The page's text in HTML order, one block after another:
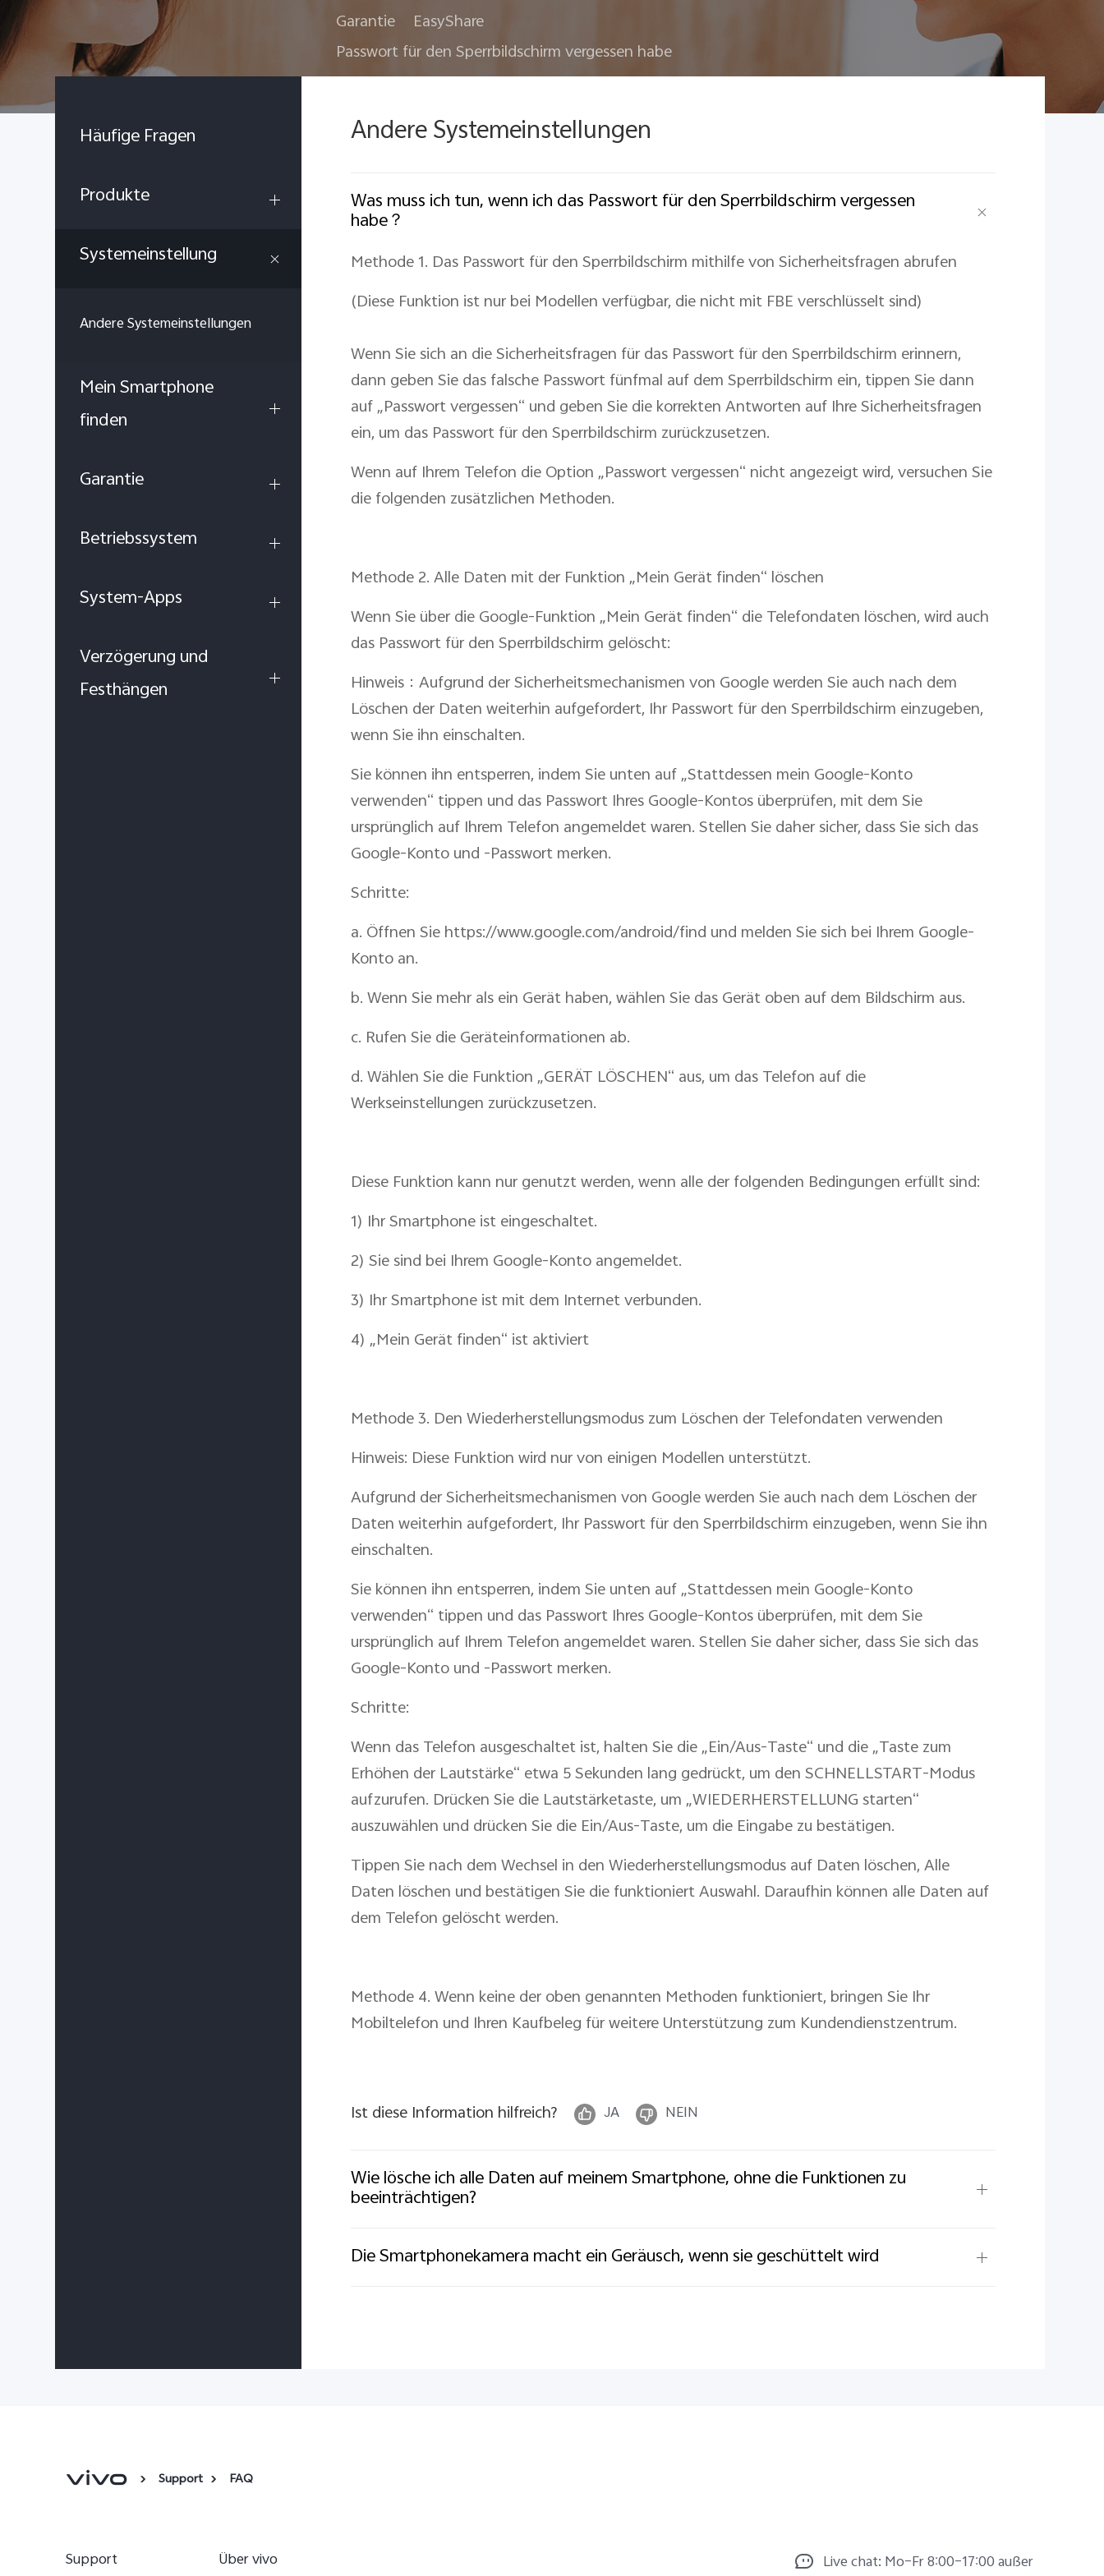
Garantie
EasyShare
Passwort für den Sperrbildschirm vergessen habe
Häufige Fragen
Produkte
Systemeinstellung
Andere Systemeinstellungen
Mein Smartphone
finden
Garantie
Betriebssystem
System-Apps
Verzögerung und
Festhängen
Andere Systemeinstellungen
Was muss ich tun, wenn ich das Passwort für den Sperrbildschirm vergessen
habe？
Methode 1. Das Passwort für den Sperrbildschirm mithilfe von Sicherheitsfragen abrufen
(Diese Funktion ist nur bei Modellen verfügbar, die nicht mit FBE verschlüsselt sind)
Wenn Sie sich an die Sicherheitsfragen für das Passwort für den Sperrbildschirm erinnern,
dann geben Sie das falsche Passwort fünfmal auf dem Sperrbildschirm ein, tippen Sie dann
auf „Passwort vergessen“ und geben Sie die korrekten Antworten auf Ihre Sicherheitsfragen
ein, um das Passwort für den Sperrbildschirm zurückzusetzen.
Wenn auf Ihrem Telefon die Option „Passwort vergessen“ nicht angezeigt wird, versuchen Sie
die folgenden zusätzlichen Methoden.
Methode 2. Alle Daten mit der Funktion „Mein Gerät finden“ löschen
Wenn Sie über die Google-Funktion „Mein Gerät finden“ die Telefondaten löschen, wird auch
das Passwort für den Sperrbildschirm gelöscht:
Hinweis：Aufgrund der Sicherheitsmechanismen von Google werden Sie auch nach dem
Löschen der Daten weiterhin aufgefordert, Ihr Passwort für den Sperrbildschirm einzugeben,
wenn Sie ihn einschalten.
Sie können ihn entsperren, indem Sie unten auf „Stattdessen mein Google-Konto
verwenden“ tippen und das Passwort Ihres Google-Kontos überprüfen, mit dem Sie
ursprünglich auf Ihrem Telefon angemeldet waren. Stellen Sie daher sicher, dass Sie sich das
Google-Konto und -Passwort merken.
Schritte:
a. Öffnen Sie https://www.google.com/android/find und melden Sie sich bei Ihrem Google-
Konto an.
b. Wenn Sie mehr als ein Gerät haben, wählen Sie das Gerät oben auf dem Bildschirm aus.
c. Rufen Sie die Geräteinformationen ab.
d. Wählen Sie die Funktion „GERÄT LÖSCHEN“ aus, um das Telefon auf die
Werkseinstellungen zurückzusetzen.
Diese Funktion kann nur genutzt werden, wenn alle der folgenden Bedingungen erfüllt sind:
1) Ihr Smartphone ist eingeschaltet.
2) Sie sind bei Ihrem Google-Konto angemeldet.
3) Ihr Smartphone ist mit dem Internet verbunden.
4) „Mein Gerät finden“ ist aktiviert
Methode 3. Den Wiederherstellungsmodus zum Löschen der Telefondaten verwenden
Hinweis: Diese Funktion wird nur von einigen Modellen unterstützt.
Aufgrund der Sicherheitsmechanismen von Google werden Sie auch nach dem Löschen der
Daten weiterhin aufgefordert, Ihr Passwort für den Sperrbildschirm einzugeben, wenn Sie ihn
einschalten.
Sie können ihn entsperren, indem Sie unten auf „Stattdessen mein Google-Konto
verwenden“ tippen und das Passwort Ihres Google-Kontos überprüfen, mit dem Sie
ursprünglich auf Ihrem Telefon angemeldet waren. Stellen Sie daher sicher, dass Sie sich das
Google-Konto und -Passwort merken.
Schritte:
Wenn das Telefon ausgeschaltet ist, halten Sie die „Ein/Aus-Taste“ und die „Taste zum
Erhöhen der Lautstärke“ etwa 5 Sekunden lang gedrückt, um den SCHNELLSTART-Modus
aufzurufen. Drücken Sie die Lautstärketaste, um „WIEDERHERSTELLUNG starten“
auszuwählen und drücken Sie die Ein/Aus-Taste, um die Eingabe zu bestätigen.
Tippen Sie nach dem Wechsel in den Wiederherstellungsmodus auf Daten löschen, Alle
Daten löschen und bestätigen Sie die funktioniert Auswahl. Daraufhin können alle Daten auf
dem Telefon gelöscht werden.
Methode 4. Wenn keine der oben genannten Methoden funktioniert, bringen Sie Ihr
Mobiltelefon und Ihren Kaufbeleg für weitere Unterstützung zum Kundendienstzentrum.
Ist diese Information hilfreich? JA NEIN
Wie lösche ich alle Daten auf meinem Smartphone, ohne die Funktionen zu
beeinträchtigen?
Die Smartphonekamera macht ein Geräusch, wenn sie geschüttelt wird
Support FAQ
Support Über vivo
Live chat: Mo–Fr 8:00–17:00 außer